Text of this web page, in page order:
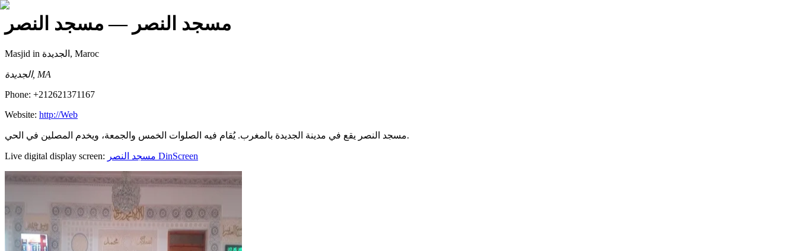
مسجد النصر — مسجد النصر
Masjid in الجديدة, Maroc
الجديدة, MA
Phone: +212621371167
Website: http://Web
مسجد النصر يقع في مدينة الجديدة بالمغرب. يُقام فيه الصلوات الخمس والجمعة، ويخدم المصلين في الحي.
Live digital display screen: مسجد النصر DinScreen